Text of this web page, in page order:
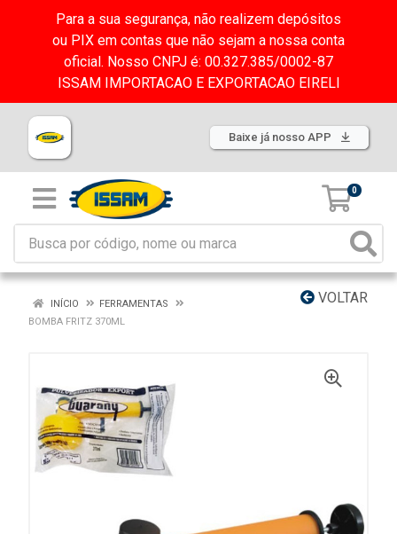
Para a sua segurança, não realizem depósitos
ou PIX em contas que não sejam a nossa conta
oficial. Nosso CNPJ é: 00.327.385/0002-87
ISSAM IMPORTACAO E EXPORTACAO EIRELI
Baixe já nosso APP
0
VOLTAR
INÍCIO
FERRAMENTAS
BOMBA FRITZ 370ML